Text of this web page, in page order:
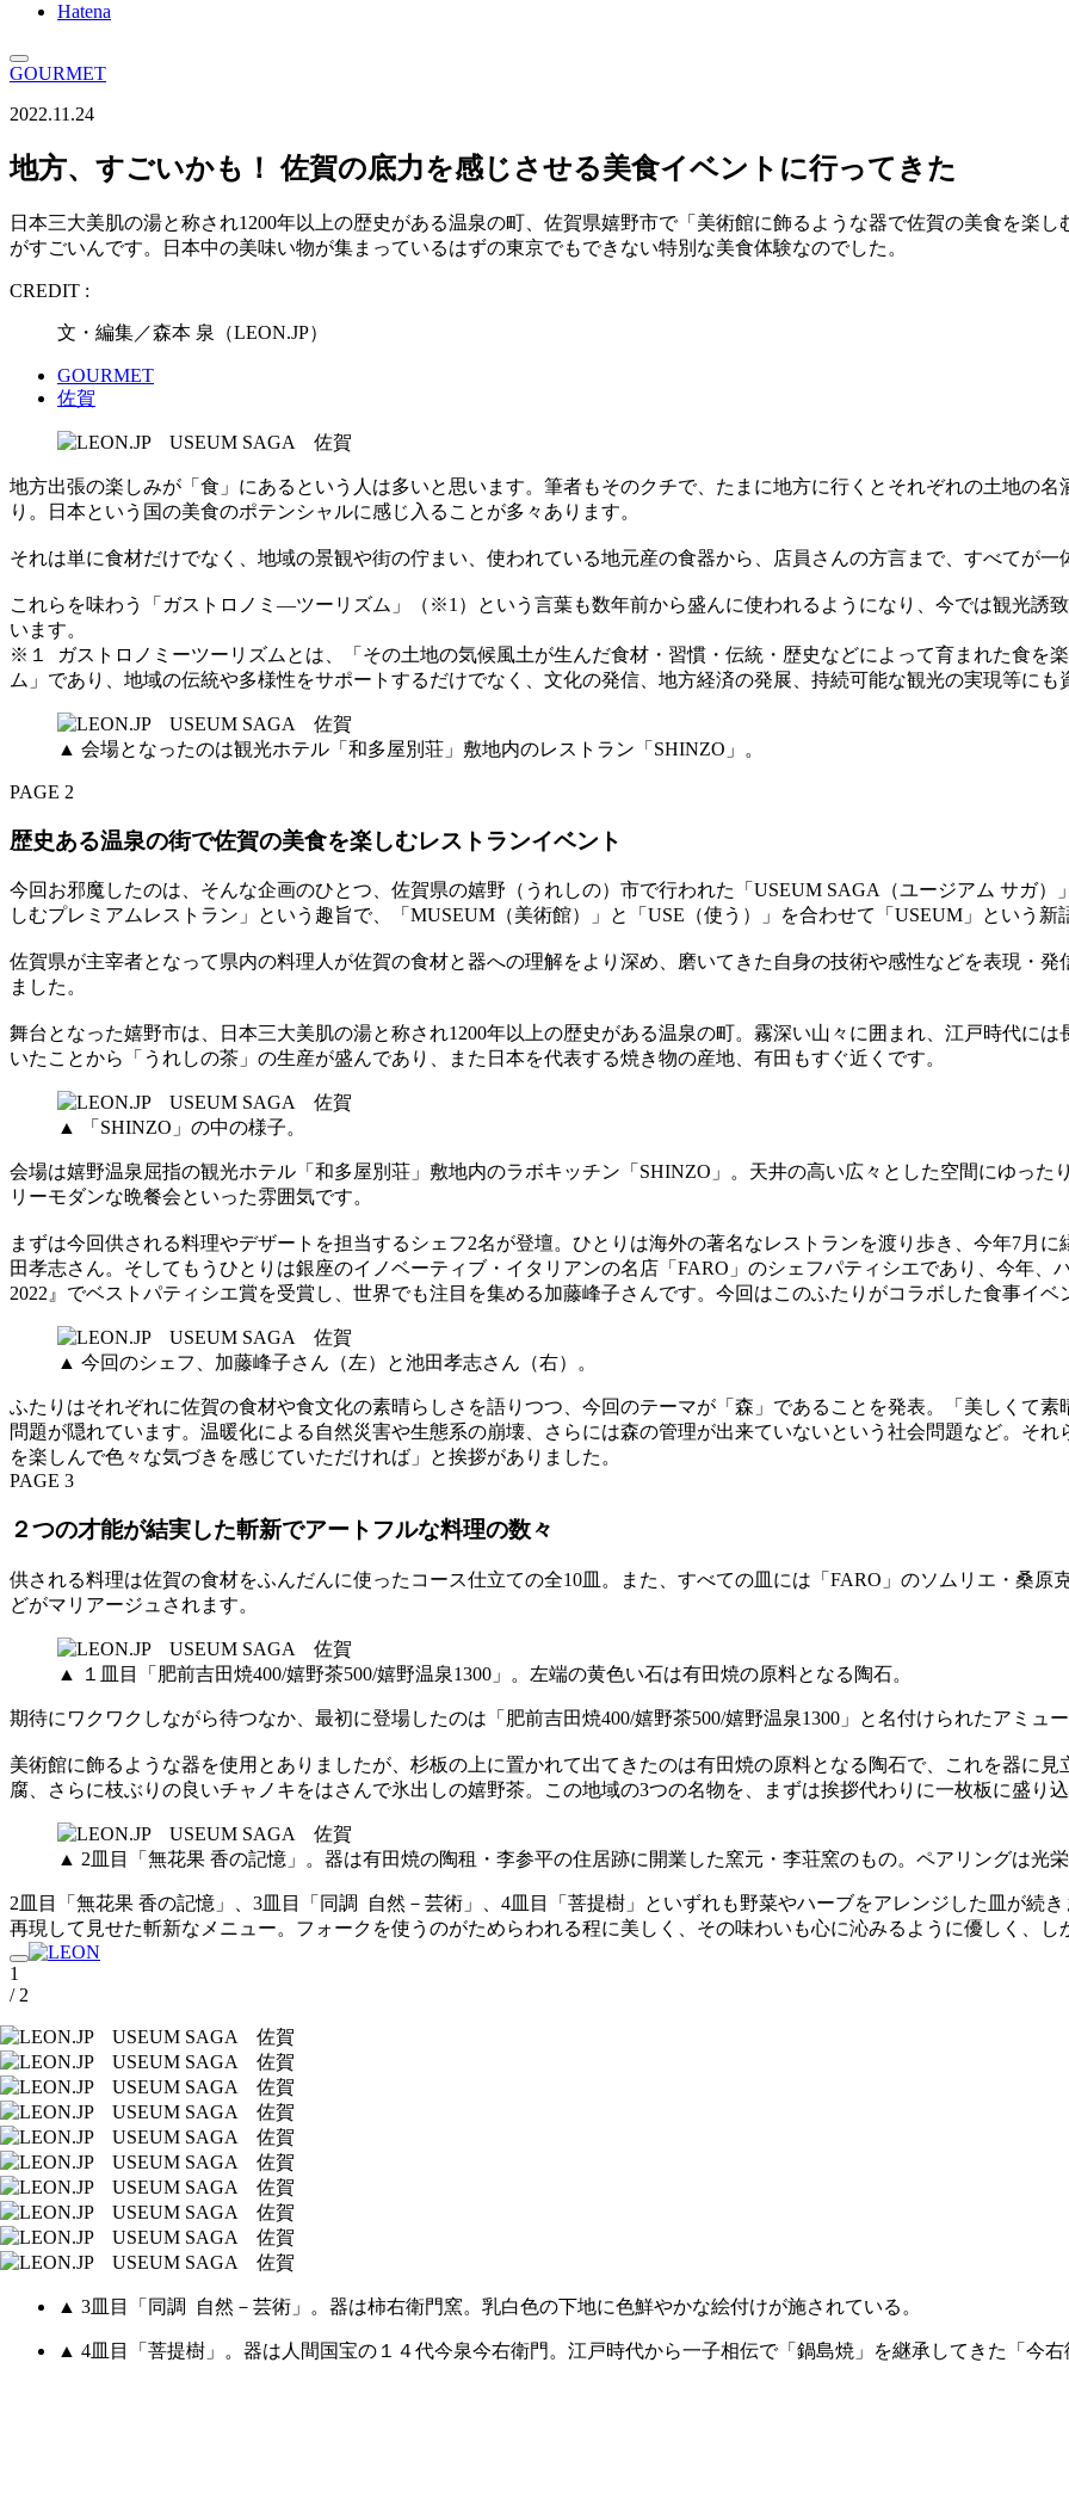
Hatena
GOURMET
2022.11.24
地方、すごいかも！ 佐賀の底力を感じさせる美食イベントに行ってきた
日本三大美肌の湯と称され1200年以上の歴史がある温泉の町、佐賀県嬉野市で「美術館に飾るような器で佐賀の美食を楽
がすごいんです。日本中の美味い物が集まっているはずの東京でもできない特別な美食体験なのでした。
CREDIT :
文・編集／森本 泉（LEON.JP）
GOURMET
佐賀
地方出張の楽しみが「食」にあるという人は多いと思います。筆者もそのクチで、たまに地方に行くとそれぞれの土地の
り。日本という国の美食のポテンシャルに感じ入ることが多々あります。
それは単に食材だけでなく、地域の景観や街の佇まい、使われている地元産の食器から、店員さんの方言まで、すべてが一
これらを味わう「ガストロノミ―ツーリズム」（※1）という言葉も数年前から盛んに使われるようになり、今では観光誘
います。
※１ ガストロノミーツーリズムとは、「その土地の気候風土が生んだ食材・習慣・伝統・歴史などによって育まれた食を
ム」であり、地域の伝統や多様性をサポートするだけでなく、文化の発信、地方経済の発展、持続可能な観光の実現等にも
▲ 会場となったのは観光ホテル「和多屋別荘」敷地内のレストラン「SHINZO」。
PAGE 2
歴史ある温泉の街で佐賀の美食を楽しむレストランイベント
今回お邪魔したのは、そんな企画のひとつ、佐賀県の嬉野（うれしの）市で行われた「USEUM SAGA（ユージアム サガ
しむプレミアムレストラン」という趣旨で、「MUSEUM（美術館）」と「USE（使う）」を合わせて「USEUM」という新
佐賀県が主宰者となって県内の料理人が佐賀の食材と器への理解をより深め、磨いてきた自身の技術や感性などを表現・発
ました。
舞台となった嬉野市は、日本三大美肌の湯と称され1200年以上の歴史がある温泉の町。霧深い山々に囲まれ、江戸時代に
いたことから「うれしの茶」の生産が盛んであり、また日本を代表する焼き物の産地、有田もすぐ近くです。
▲ 「SHINZO」の中の様子。
会場は嬉野温泉屈指の観光ホテル「和多屋別荘」敷地内のラボキッチン「SHINZO」。天井の高い広々とした空間にゆっ
リーモダンな晩餐会といった雰囲気です。
まずは今回供される料理やデザートを担当するシェフ2名が登壇。ひとりは海外の著名なレストランを渡り歩き、今年7月
田孝志さん。そしてもうひとりは銀座のイノベーティブ・イタリアンの名店「FARO」のシェフパティシエであり、今年
2022』でベストパティシエ賞を受賞し、世界でも注目を集める加藤峰子さんです。今回はこのふたりがコラボした食事イベ
▲ 今回のシェフ、加藤峰子さん（左）と池田孝志さん（右）。
ふたりはそれぞれに佐賀の食材や食文化の素晴らしさを語りつつ、今回のテーマが「森」であることを発表。「美しくて
問題が隠れています。温暖化による自然災害や生態系の崩壊、さらには森の管理が出来ていないという社会問題など。そ
を楽しんで色々な気づきを感じていただければ」と挨拶がありました。
PAGE 3
２つの才能が結実した斬新でアートフルな料理の数々
供される料理は佐賀の食材をふんだんに使ったコース仕立ての全10皿。また、すべての皿には「FARO」のソムリエ・桑
どがマリアージュされます。
▲ １皿目「肥前吉田焼400/嬉野茶500/嬉野温泉1300」。左端の黄色い石は有田焼の原料となる陶石。
期待にワクワクしながら待つなか、最初に登場したのは「肥前吉田焼400/嬉野茶500/嬉野温泉1300」と名付けられたアミュ
美術館に飾るような器を使用とありましたが、杉板の上に置かれて出てきたのは有田焼の原料となる陶石で、これを器に
腐、さらに枝ぶりの良いチャノキをはさんで氷出しの嬉野茶。この地域の3つの名物を、まずは挨拶代わりに一枚板に盛り
▲ 2皿目「無花果 香の記憶」。器は有田焼の陶租・李参平の住居跡に開業した窯元・李荘窯のもの。ペアリングは光
2皿目「無花果 香の記憶」、3皿目「同調 自然－芸術」、4皿目「菩提樹」といずれも野菜やハーブをアレンジした皿が続
再現して見せた斬新なメニュー。フォークを使うのがためらわれる程に美しく、その味わいも心に沁みるように優しく、し
1
/ 2
▲ 3皿目「同調 自然－芸術」。器は柿右衛門窯。乳白色の下地に色鮮やかな絵付けが施されている。
▲ 4皿目「菩提樹」。器は人間国宝の１４代今泉今右衛門。江戸時代から一子相伝で「鍋島焼」を継承してきた「今右